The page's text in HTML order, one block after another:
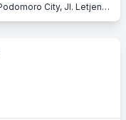
Central Park Mall, Lantai Lower Ground, Podomoro City, Jl. Letjend. S. Parman Kav. 28, Slipi, Jakarta Barat, Jakarta